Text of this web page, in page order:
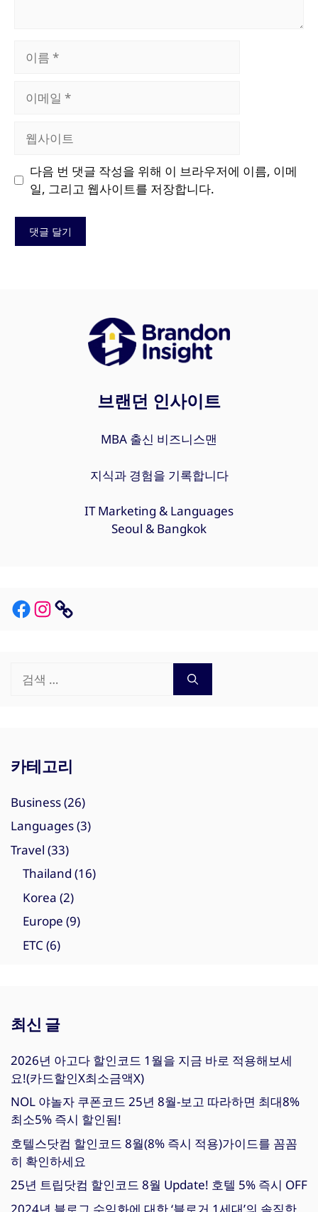
트
다음 번 댓글 작성을 위해 이 브라우저에 이름, 이메
일, 그리고 웹사이트를 저장합니다.
브랜던 인사이트
MBA 출신 비즈니스맨
지식과 경험을 기록합니다
IT Marketing & Languages
Seoul & Bangkok
Facebook
Instagram
Link
색:
카테고리
Business(26)
Languages(3)
Travel (33)
Thailand (16)
Korea (2)
Europe (9)
ETC (6)
최신 글
2026년 아고다 할인코드 1월을 지금 바로 적용해보세
요!(카드할인X최소금액X)
NOL 야놀자 쿠폰코드 25년 8월-보고 따라하면 최대8%
최소5% 즉시 할인됨!
호텔스닷컴 할인코드 8월(8% 즉시 적용)가이드를 꼼꼼
히 확인하세요
25년 트립닷컴 할인코드 8월 Update! 호텔 5% 즉시 OFF